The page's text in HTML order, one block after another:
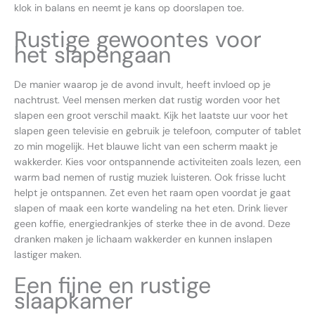
klok in balans en neemt je kans op doorslapen toe.
Rustige gewoontes voor
het slapengaan
De manier waarop je de avond invult, heeft invloed op je
nachtrust. Veel mensen merken dat rustig worden voor het
slapen een groot verschil maakt. Kijk het laatste uur voor het
slapen geen televisie en gebruik je telefoon, computer of tablet
zo min mogelijk. Het blauwe licht van een scherm maakt je
wakkerder. Kies voor ontspannende activiteiten zoals lezen, een
warm bad nemen of rustig muziek luisteren. Ook frisse lucht
helpt je ontspannen. Zet even het raam open voordat je gaat
slapen of maak een korte wandeling na het eten. Drink liever
geen koffie, energiedrankjes of sterke thee in de avond. Deze
dranken maken je lichaam wakkerder en kunnen inslapen
lastiger maken.
Een fijne en rustige
slaapkamer